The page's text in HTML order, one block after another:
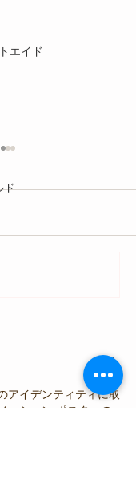
エイド
ド
団体様のス
アイデンティティに取
ーション ポスターの